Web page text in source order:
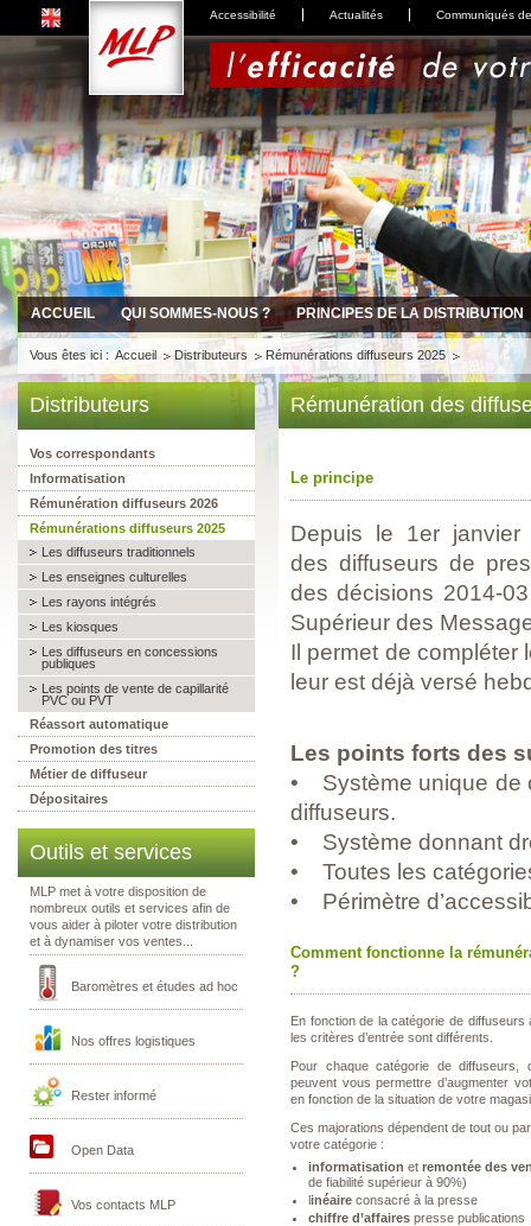
Accessibilité Actualités Communiqués
ACCUEIL QUI SOMMES-NOUS ? PRINCIPES DE LA DISTRIBUTION
Vous êtes ici : Accueil Distributeurs Rémunérations diffuseurs 2025
Distributeurs
Vos correspondants
Informatisation
Rémunération diffuseurs 2026
Rémunérations diffuseurs 2025
Les diffuseurs traditionnels
Les enseignes culturelles
Les rayons intégrés
Les kiosques
Les diffuseurs en concessions
publiques
Les points de vente de capillarité
PVC ou PVT
Réassort automatique
Promotion des titres
Métier de diffuseur
Dépositaires
Outils et services
MLP met à votre disposition de
nombreux outils et services afin de
vous aider à piloter votre distribution
et à dynamiser vos ventes...
Baromètres et études ad hoc
Nos offres logistiques
Rester informé
Open Data
Vos contacts MLP
Rémunération des
Le principe
Depuis le 1er janvier
des diffuseurs de
des décisions 2014-
Supérieur des
Il permet de compléter
leur est déjà versé
Les points forts des
• Système unique de
diffuseurs.
• Système donnant
• Toutes les
• Périmètre
Comment fonctionne la
?
En fonction de la catégorie de diffuseurs
les critères d’entrée sont différents.
Pour chaque catégorie de diffuseurs,
peuvent vous permettre d’augmenter
en fonction de la situation de votre
Ces majorations dépendent de tout ou
votre catégorie :
informatisation et remontée des
de fiabilité supérieur à 90%)
linéaire consacré à la presse
chiffre d’affaires presse publications